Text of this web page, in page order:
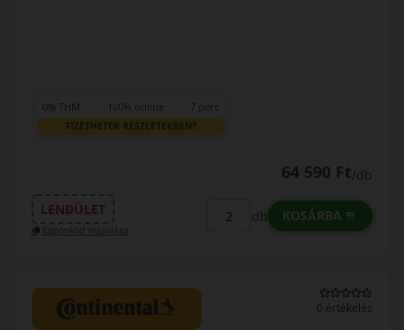
0% THM 100% online 7 perc
FIZETHETEK RÉSZLETEKBEN?
64 590 Ft/db
LENDÜLET
Kuponkód másolása
db KOSÁRBA
0 értékelés